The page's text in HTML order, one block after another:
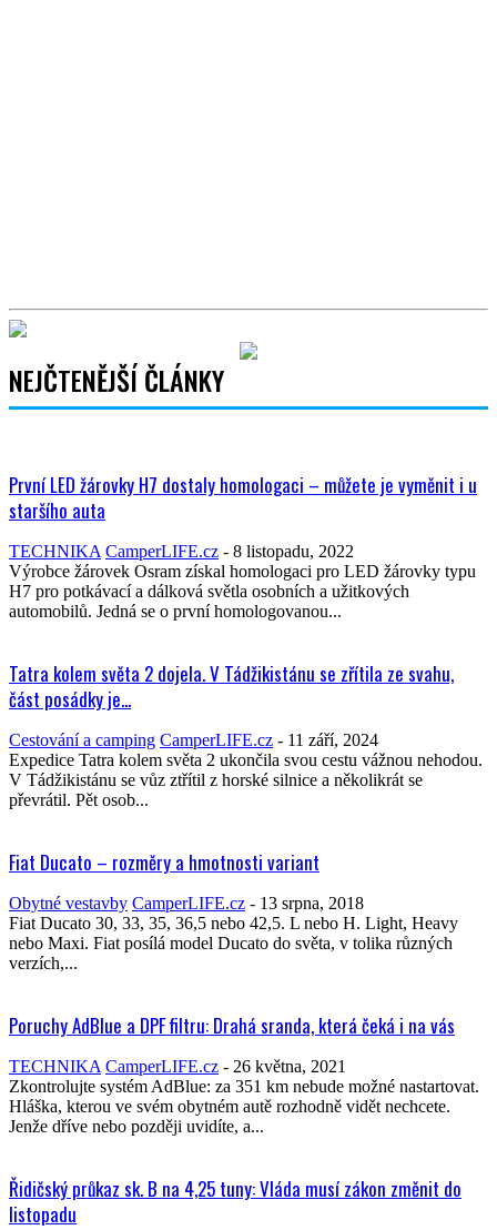
NEJČTENĚJŠÍ ČLÁNKY
První LED žárovky H7 dostaly homologaci – můžete je vyměnit i u
staršího auta
TECHNIKA CamperLIFE.cz - 8 listopadu, 2022
Výrobce žárovek Osram získal homologaci pro LED žárovky typu
H7 pro potkávací a dálková světla osobních a užitkových
automobilů. Jedná se o první homologovanou...
Tatra kolem světa 2 dojela. V Tádžikistánu se zřítila ze svahu,
část posádky je...
Cestování a camping CamperLIFE.cz - 11 září, 2024
Expedice Tatra kolem světa 2 ukončila svou cestu vážnou nehodou.
V Tádžikistánu se vůz ztřítil z horské silnice a několikrát se
převrátil. Pět osob...
Fiat Ducato – rozměry a hmotnosti variant
Obytné vestavby CamperLIFE.cz - 13 srpna, 2018
Fiat Ducato 30, 33, 35, 36,5 nebo 42,5. L nebo H. Light, Heavy
nebo Maxi. Fiat posílá model Ducato do světa, v tolika různých
verzích,...
Poruchy AdBlue a DPF filtru: Drahá sranda, která čeká i na vás
TECHNIKA CamperLIFE.cz - 26 května, 2021
Zkontrolujte systém AdBlue: za 351 km nebude možné nastartovat.
Hláška, kterou ve svém obytném autě rozhodně vidět nechcete.
Jenže dříve nebo později uvidíte, a...
Řidičský průkaz sk. B na 4,25 tuny: Vláda musí zákon změnit do
listopadu